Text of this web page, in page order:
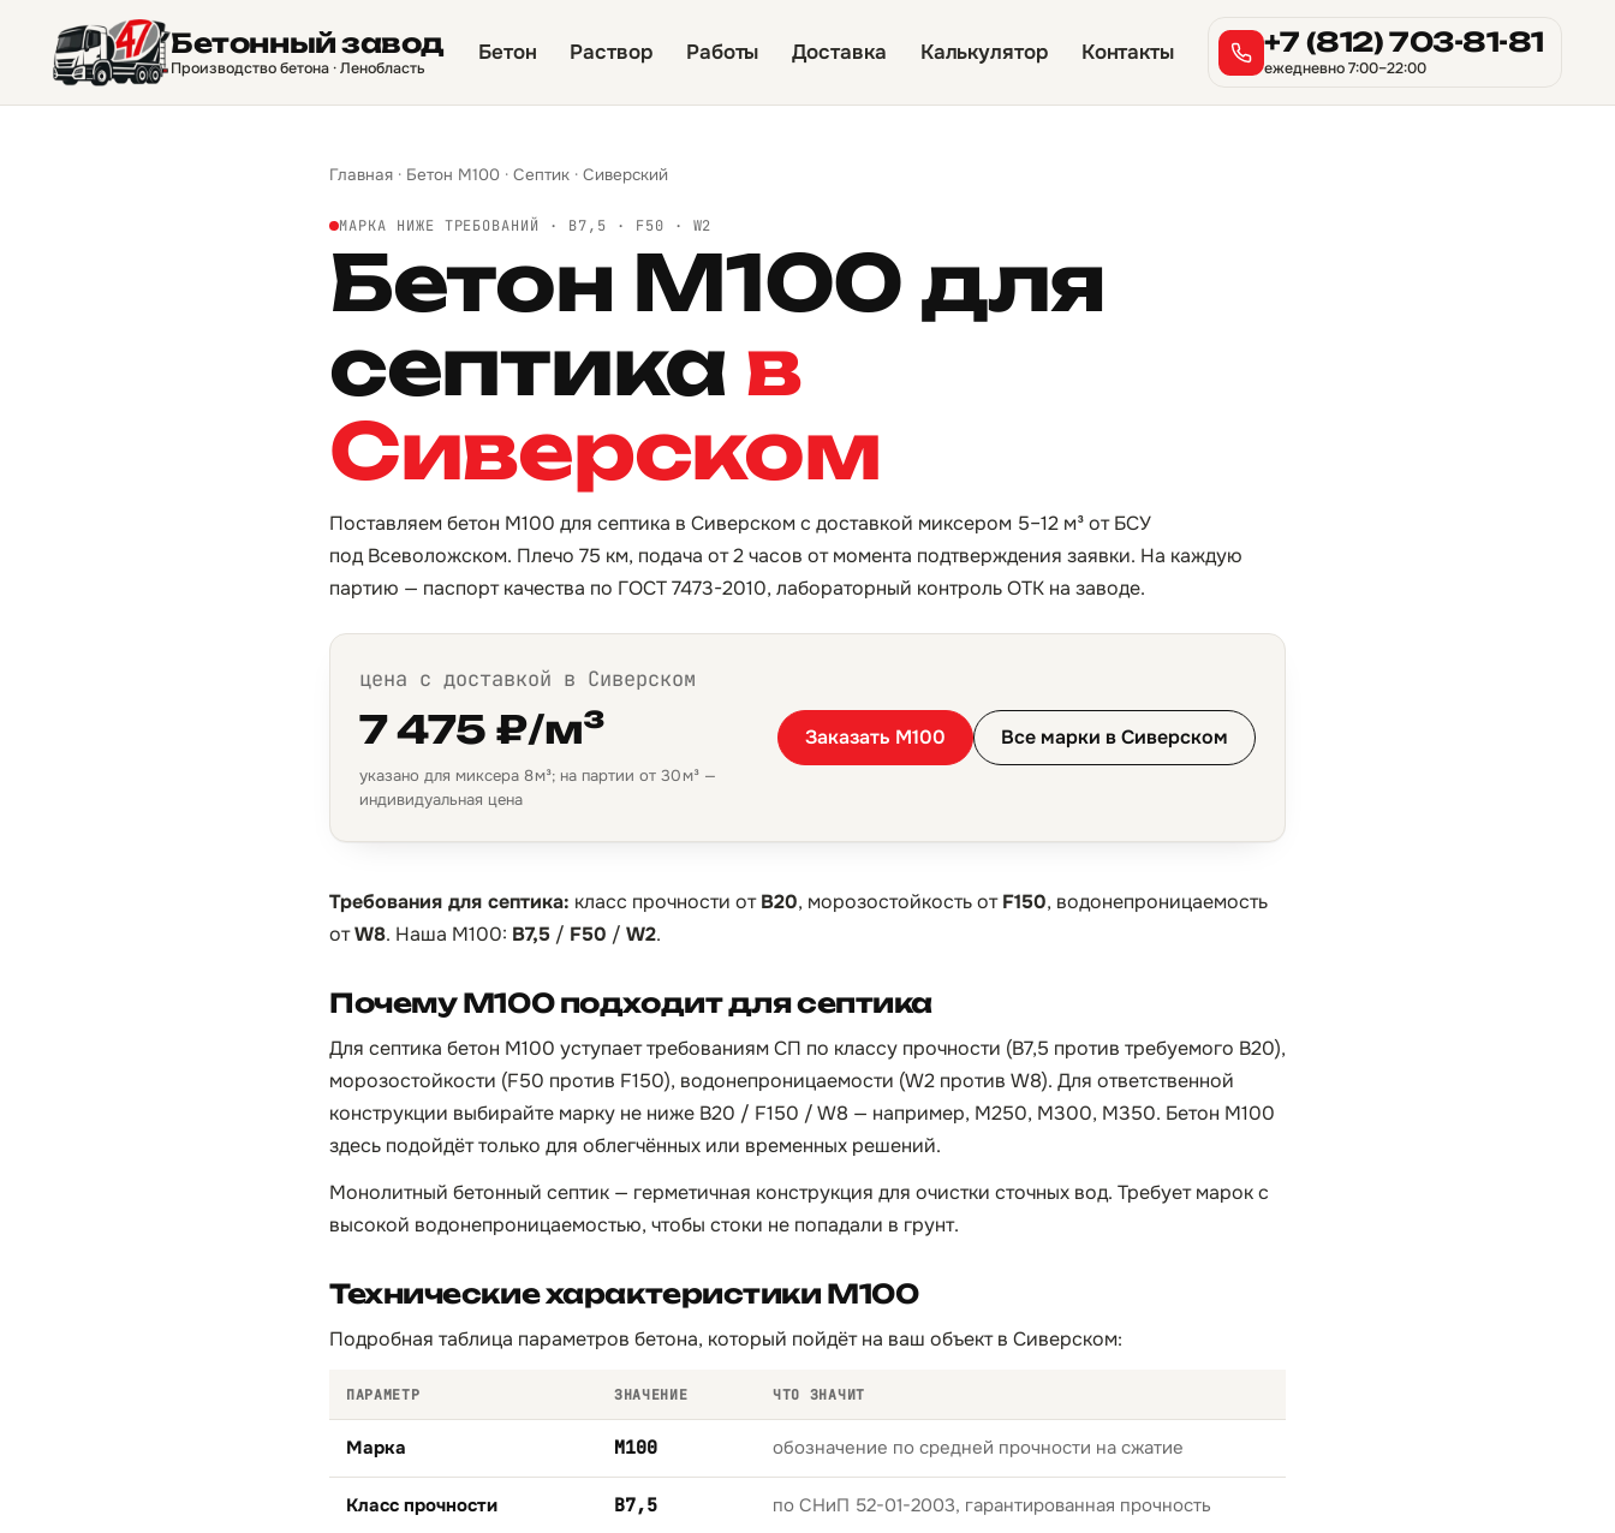
Бетонный завод
Производство бетона · Ленобласть
Бетон Раствор Работы Доставка Калькулятор Контакты +7 (812) 703-81-81
ежедневно 7:00–22:00
Главная · Бетон М100 · Септик · Сиверский
МАРКА НИЖЕ ТРЕБОВАНИЙ · B7,5 · F50 · W2
Бетон М100 для
септика в
Сиверском
Поставляем бетон М100 для септика в Сиверском с доставкой миксером 5–12 м³ от БСУ
под Всеволожском. Плечо 75 км, подача от 2 часов от момента подтверждения заявки. На каждую
партию — паспорт качества по ГОСТ 7473-2010, лабораторный контроль ОТК на заводе.
цена с доставкой в Сиверском
7 475 ₽/м³
указано для миксера 8 м³; на партии от 30 м³ —
индивидуальная цена
Заказать М100 Все марки в Сиверском
Требования для септика: класс прочности отB20, морозостойкость отF150, водонепроницаемость
отW8. Наша М100: B7,5 / F50 / W2.
Почему М100 подходит для септика
Для септика бетон М100 уступает требованиям СП по классу прочности (B7,5 против требуемого B20),
морозостойкости (F50 против F150), водонепроницаемости (W2 против W8). Для ответственной
конструкции выбирайте марку не ниже B20 / F150 / W8 — например, М250, М300, М350. Бетон М100
здесь подойдёт только для облегчённых или временных решений.
Монолитный бетонный септик — герметичная конструкция для очистки сточных вод. Требует марок с
высокой водонепроницаемостью, чтобы стоки не попадали в грунт.
Технические характеристики М100
Подробная таблица параметров бетона, который пойдёт на ваш объект в Сиверском:
ПАРАМЕТР ЗНАЧЕНИЕ ЧТО ЗНАЧИТ
Марка М100 обозначение по средней прочности на сжатие
Класс прочности B7,5 по СНиП 52-01-2003, гарантированная прочность